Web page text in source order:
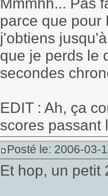
parce que pour
j'obtiens
que je perds le
secondes
EDIT : Ah, ça
scores passant
Posté le: 2006-03-
Et hop, un petit